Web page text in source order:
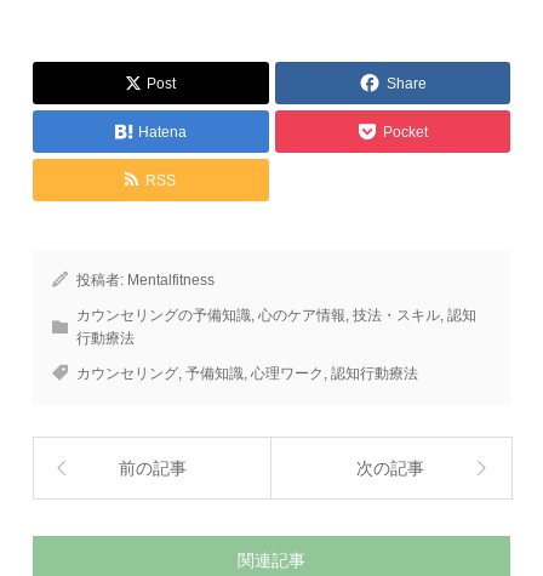
Post Share
Hatena Pocket
RSS
投稿者: Mentalfitness
カウンセリングの予備知識 ,心のケア情報 ,技法・スキル ,認知
行動療法
カウンセリング ,予備知識 ,心理ワーク ,認知行動療法
前の記事 次の記事
関連記事